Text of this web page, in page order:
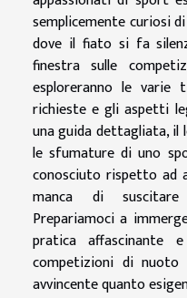
semplicemente curiosi
dove il fiato si fa
finestra sulle
esploreranno le varie
richieste e gli aspetti
una guida dettagliata,
le sfumature di uno
conosciuto rispetto ad
manca di
Prepariamoci a
pratica affascinante
competizioni di nuoto
avvincente quanto